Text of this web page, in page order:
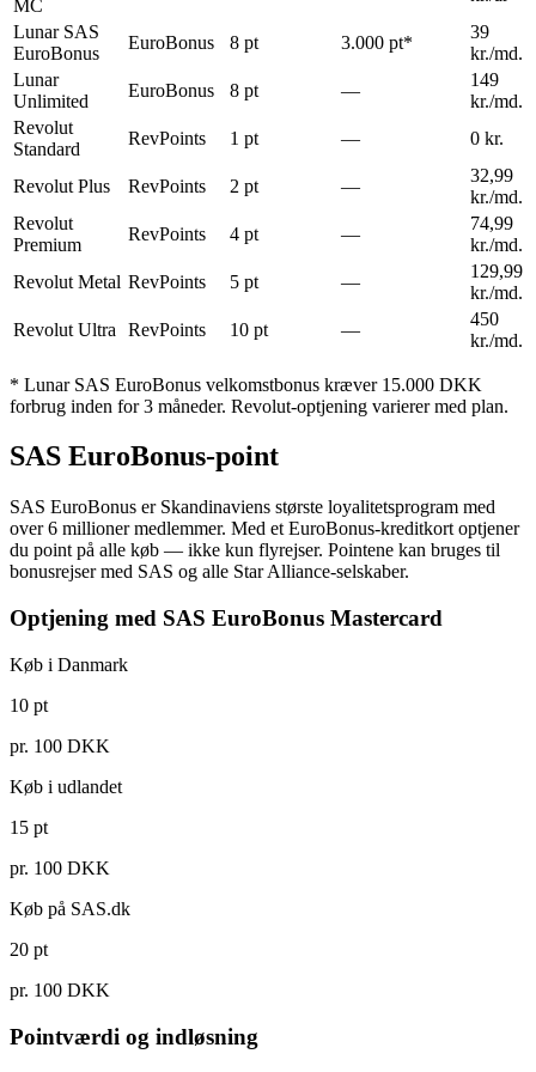
MC
Lunar SAS
EuroBonus
EuroBonus 8 pt 3.000 pt*
39
kr./md.
Lunar
Unlimited
EuroBonus 8 pt —
149
kr./md.
Revolut
Standard
RevPoints 1 pt — 0 kr.
Revolut Plus RevPoints 2 pt —
32,99
kr./md.
Revolut
Premium
RevPoints 4 pt —
74,99
kr./md.
Revolut Metal RevPoints 5 pt —
129,99
kr./md.
Revolut Ultra
RevPoints 10 pt —
450
kr./md.
* Lunar SAS EuroBonus velkomstbonus kræver 15.000 DKK
forbrug inden for 3 måneder. Revolut-optjening varierer med plan.
SAS EuroBonus-point
SAS EuroBonus er Skandinaviens største loyalitetsprogram med
over 6 millioner medlemmer. Med et EuroBonus-kreditkort optjener
du point på alle køb — ikke kun flyrejser. Pointene kan bruges til
bonusrejser med SAS og alle Star Alliance-selskaber.
Optjening med SAS EuroBonus Mastercard
Køb i Danmark
10 pt
pr. 100 DKK
Køb i udlandet
15 pt
pr. 100 DKK
Køb på SAS.dk
20 pt
pr. 100 DKK
Pointværdi og indløsning